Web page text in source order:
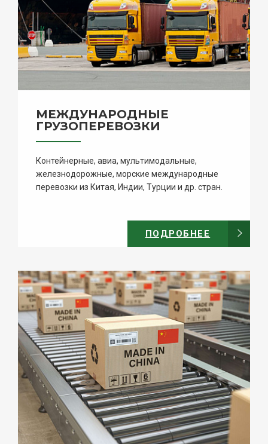
МЕЖДУНАРОДНЫЕ
ГРУЗОПЕРЕВОЗКИ
Контейнерные, авиа, мультимодальные,
железнодорожные, морские международные
перевозки из Китая, Индии, Турции и др. стран.
ПОДРОБНЕЕ